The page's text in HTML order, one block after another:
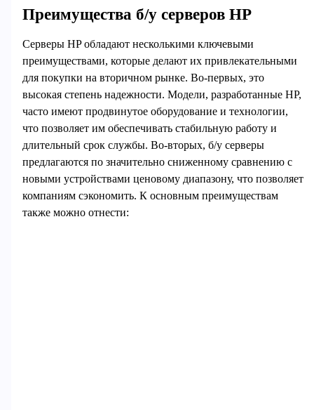
Преимущества б/у серверов HP
Серверы HP обладают несколькими ключевыми
преимуществами, которые делают их привлекательными
для покупки на вторичном рынке. Во-первых, это
высокая степень надежности. Модели, разработанные HP,
часто имеют продвинутое оборудование и технологии,
что позволяет им обеспечивать стабильную работу и
длительный срок службы. Во-вторых, б/у серверы
предлагаются по значительно сниженному сравнению с
новыми устройствами ценовому диапазону, что позволяет
компаниям сэкономить. К основным преимуществам
также можно отнести: